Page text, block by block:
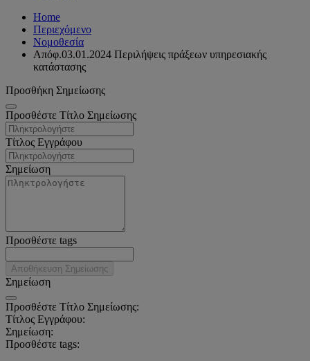
Home
Περιεχόμενο
Νομοθεσία
Απόφ.03.01.2024 Περιλήψεις πράξεων υπηρεσιακής
κατάστασης
Προσθήκη Σημείωσης
Προσθέστε Τίτλο Σημείωσης
Τίτλος Εγγράφου
Σημείωση
Προσθέστε tags
Αποθήκευση Σημείωσης
Σημείωση
Προσθέστε Τίτλο Σημείωσης:
Τίτλος Εγγράφου:
Σημείωση:
Προσθέστε tags: